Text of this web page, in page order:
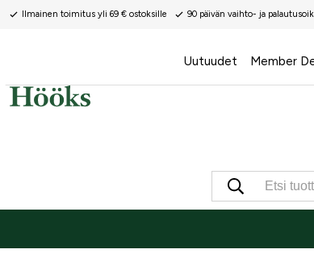
Ilmainen toimitus yli 69 € ostoksille 90 päivän vaihto- ja
Uutuudet Member